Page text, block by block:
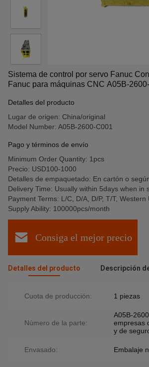
Sistema de control por servo Fanuc
Fanuc para máquinas CNC A05B-
Detalles del producto
Lugar de origen: China/original
Model Number: A05B-2600-C001
Pago y términos de envío
Minimum Order Quantity: 1pcs
Precio: USD100-1000
Detalles de empaquetado: En cartón o
Delivery Time: Usually within 5days when in
Payment Terms: L/C, D/A, D/P, T/T,
Supply Ability: 100000pcs/month
Consiga el mejor precio
Detalles del producto Descripción
Cuota de producción: 1 piezas
Número de la parte:
A05B-
empresas
y de
Envasado: Embalaje